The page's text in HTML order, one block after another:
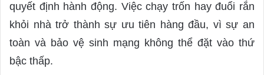
quyết định hành động. Việc chạy trốn hay đuổi rắn
khỏi nhà trở thành sự ưu tiên hàng đầu, vì sự an
toàn và bảo vệ sinh mạng không thể đặt vào thứ
bậc thấp.